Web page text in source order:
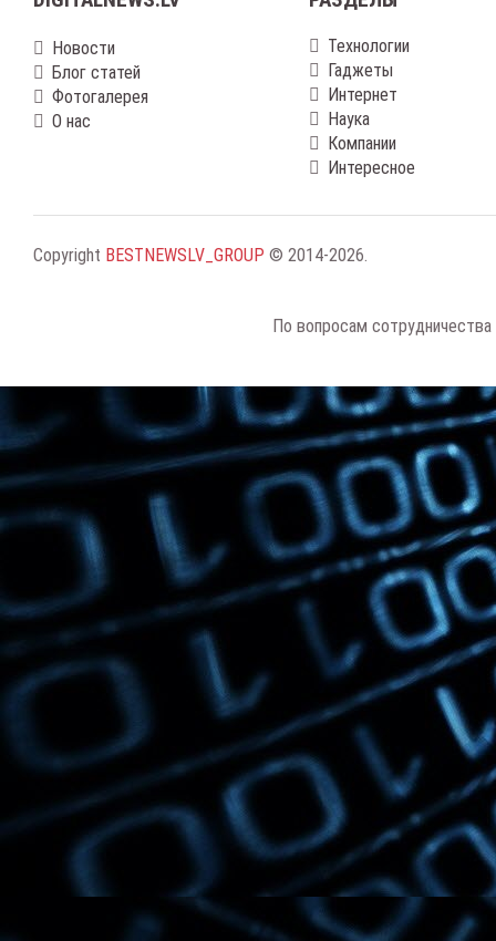
Новости
Блог статей
Фотогалерея
О нас
Технологии
Гаджеты
Интернет
Наука
Компании
Интересное
Copyright BESTNEWSLV_GROUP © 2014-2026.
По вопросам